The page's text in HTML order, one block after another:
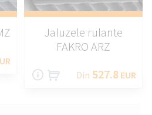
Jaluzele rulante
FAKRO ARZ
Din 527.8 EUR